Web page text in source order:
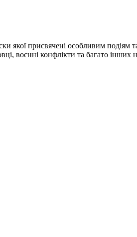
якої присвячені особливим подіям
воєнні конфлікти та багато